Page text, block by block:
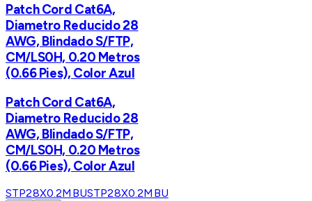
Patch Cord Cat6A,
Diametro Reducido 28
AWG, Blindado S/FTP,
CM/LS0H, 0.20 Metros
(0.66 Pies), Color Azul
Patch Cord Cat6A,
Diametro Reducido 28
AWG, Blindado S/FTP,
CM/LS0H, 0.20 Metros
(0.66 Pies), Color Azul
STP28X0.2MBUSTP28X0.2MBU